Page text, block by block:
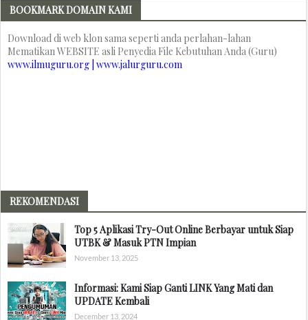
BOOKMARK DOMAIN KAMI
Download di web klon sama seperti anda perlahan-lahan
Mematikan WEBSITE asli Penyedia File Kebutuhan Anda (Guru)
www.ilmuguru.org | www.jalurguru.com
REKOMENDASI
Top 5 Aplikasi Try-Out Online Berbayar untuk Siap
UTBK & Masuk PTN Impian
November 13, 2025
Informasi: Kami Siap Ganti LINK Yang Mati dan
UPDATE Kembali
December 13, 2024